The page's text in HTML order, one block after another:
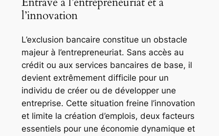
l’innovation
L’exclusion bancaire constitue un obstacle
majeur à l’entrepreneuriat. Sans accès au
crédit ou aux services bancaires de base, il
devient extrêmement difficile pour un
individu de créer ou de développer une
entreprise. Cette situation freine l’innovation
et limite la création d’emplois, deux facteurs
essentiels pour une économie dynamique et